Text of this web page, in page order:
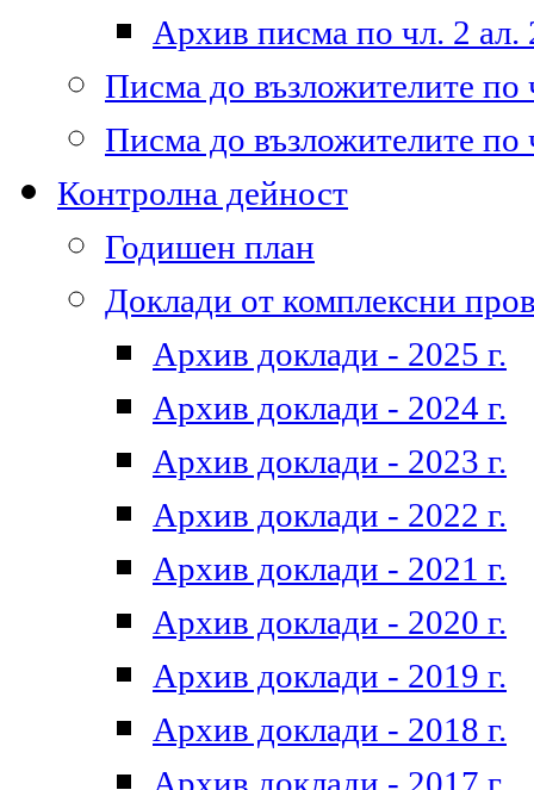
Архив писма по чл. 2 ал.
Писма до възложителите по
Писма до възложителите по
Контролна дейност
Годишен план
Доклади от комплексни
Архив доклади - 2025 г.
Архив доклади - 2024 г.
Архив доклади - 2023 г.
Архив доклади - 2022 г.
Архив доклади - 2021 г.
Архив доклади - 2020 г.
Архив доклади - 2019 г.
Архив доклади - 2018 г.